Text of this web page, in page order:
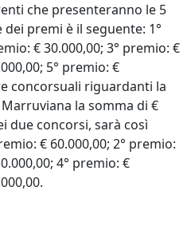
che presenteranno le 5
premi è il seguente: 1°
€ 30.000,00; 3° premio: €
5° premio: €
concorsuali riguardanti la
la somma di €
due concorsi, sarà così
€ 60.000,00; 2° premio:
4° premio: €